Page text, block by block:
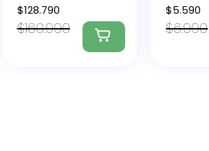
$160.990
$128.790
$6.990
$5.590